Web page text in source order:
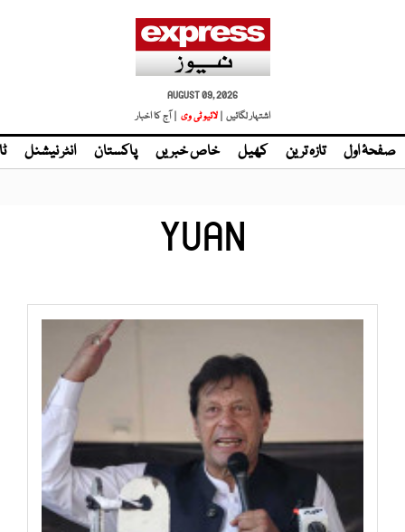
AUGUST 09, 2026
اشتہار لگائیں | لائیو ٹی وی | آج کا اخبار
صفحۂ اول تازہ ترین کھیل خاص خبریں پاکستان انٹر نیشنل
YUAN